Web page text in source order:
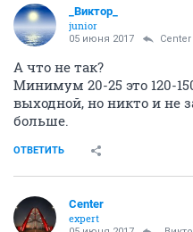
_Виктор_
juniоr
05 июня 2017 Center
А что не так?
Минимум 20-25 это 120-
выходной, но никто и не
больше.
ОТВЕТИТЬ
Center
expert